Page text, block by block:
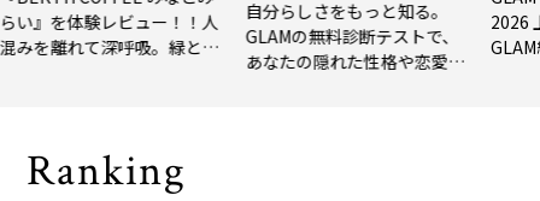
体験レビュー！！人
れて深呼吸。緑と
自分らしさをもっと知る。
GLAMの無料診断テストで、
あなたの隠れた性格や恋愛タ
2026 上半
GLAM編集
年上半期の
Ranking